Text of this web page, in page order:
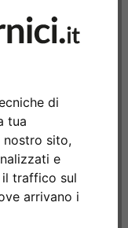
di
tua
nostro sito,
e
il traffico sul
arrivano i